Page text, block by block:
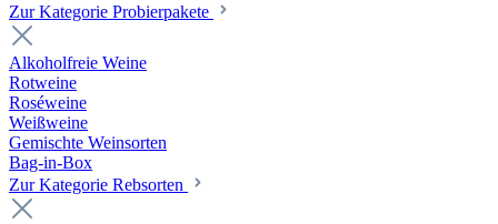
Zur Kategorie Probierpakete
Alkoholfreie Weine
Rotweine
Roséweine
Weißweine
Gemischte Weinsorten
Bag-in-Box
Zur Kategorie Rebsorten